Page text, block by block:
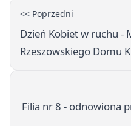
<< Poprzedni
Dzień Kobiet w ruchu -
Rzeszowskiego Domu
Filia nr 8 - odnowiona